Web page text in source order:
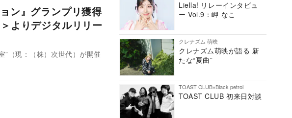
ン』グランプリ獲得
よりデジタルリリー
”（現：（株）次世代）が開催
Liella! リレーインタビュ
ー Vol.9：岬 なこ
クレナズム 萌映
クレナズム萌映が語る 新
たな“夏曲”
TOAST CLUB×Black petrol
TOAST CLUB 初来日対談